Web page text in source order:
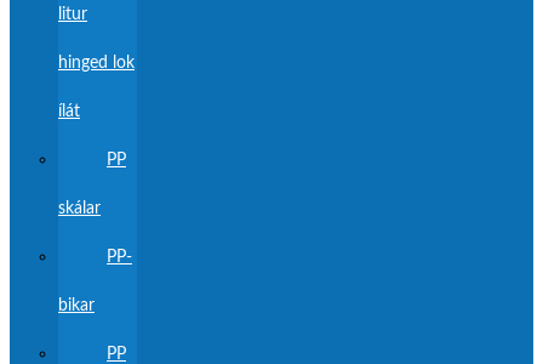
litur
hinged lok
ílát
PP
skálar
PP-
bikar
PP